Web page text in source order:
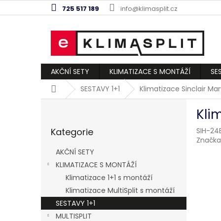
na
725 517 189 info@klimasplit.cz
AKČNÍ SETY KLIMATIZACE S MONTÁŽÍ
DomůSESTAVY 1+1 Klimatizace Sinclair
a
kategorie
Kategorie
AKČNÍ SETY
KLIMATIZACE S MONTÁŽÍ
Klimatizace 1+1 s montáží
Klimatizace MultiSplit s montáží
SESTAVY 1+1
MULTISPLIT
SIH-